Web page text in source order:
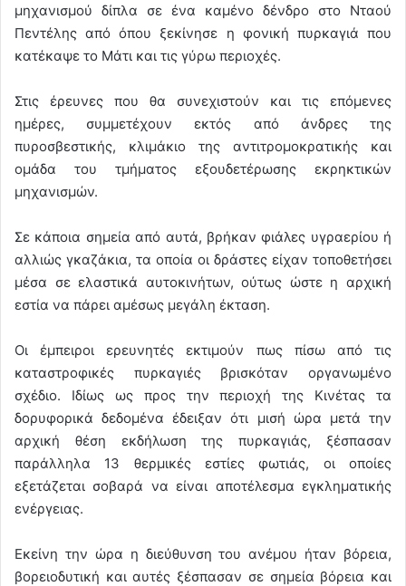
μηχανισμού δίπλα σε ένα καμένο δένδρο στο Νταού
Πεντέλης από όπου ξεκίνησε η φονική πυρκαγιά που
κατέκαψε το Μάτι και τις γύρω περιοχές.
Στις έρευνες που θα συνεχιστούν και τις επόμενες
ημέρες, συμμετέχουν εκτός από άνδρες της
πυροσβεστικής, κλιμάκιο της αντιτρομοκρατικής και
ομάδα του τμήματος εξουδετέρωσης εκρηκτικών
μηχανισμών.
Σε κάποια σημεία από αυτά, βρήκαν φιάλες υγραερίου ή
αλλιώς γκαζάκια, τα οποία οι δράστες είχαν τοποθετήσει
μέσα σε ελαστικά αυτοκινήτων, ούτως ώστε η αρχική
εστία να πάρει αμέσως μεγάλη έκταση.
Οι έμπειροι ερευνητές εκτιμούν πως πίσω από τις
καταστροφικές πυρκαγιές βρισκόταν οργανωμένο
σχέδιο. Ιδίως ως προς την περιοχή της Κινέτας τα
δορυφορικά δεδομένα έδειξαν ότι μισή ώρα μετά την
αρχική θέση εκδήλωση της πυρκαγιάς, ξέσπασαν
παράλληλα 13 θερμικές εστίες φωτιάς, οι οποίες
εξετάζεται σοβαρά να είναι αποτέλεσμα εγκληματικής
ενέργειας.
Εκείνη την ώρα η διεύθυνση του ανέμου ήταν βόρεια,
βορειοδυτική και αυτές ξέσπασαν σε σημεία βόρεια και